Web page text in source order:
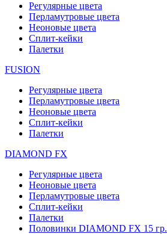
Регулярные цвета
Перламутровые цвета
Неоновые цвета
Сплит-кейки
Палетки
FUSION
Регулярные цвета
Перламутровые цвета
Неоновые цвета
Сплит-кейки
Палетки
DIAMOND FX
Регулярные цвета
Неоновые цвета
Перламутровые цвета
Сплит-кейки
Палетки
Половинки DIAMOND FX 15 гр.